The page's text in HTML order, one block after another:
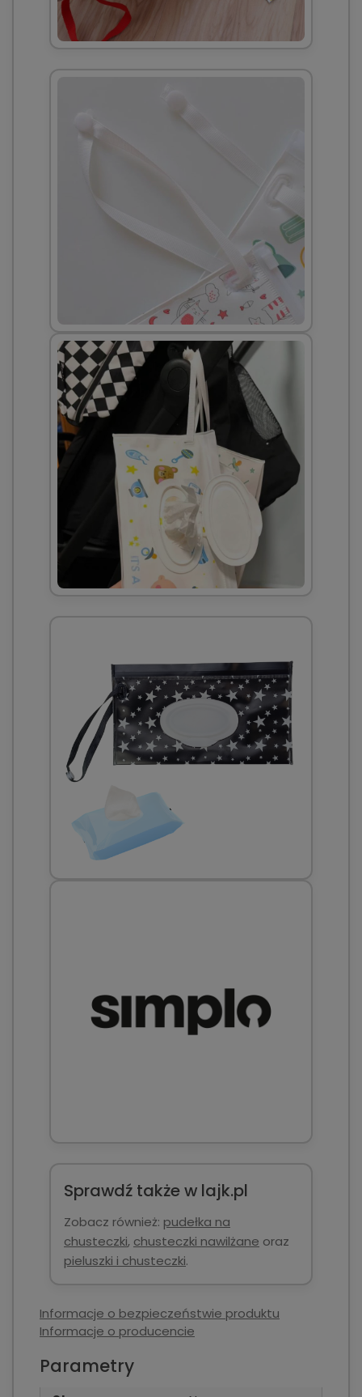
Sprawdź także w lajk.pl
Zobacz również: pudełka na
chusteczki, chusteczki nawilżane oraz
pieluszki i chusteczki.
Informacje o bezpieczeństwie produktu
Informacje o producencie
Parametry